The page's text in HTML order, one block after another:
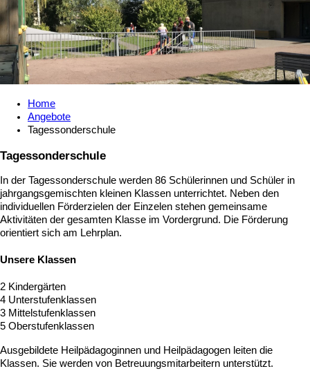
Home
Angebote
Tagessonderschule
Tagessonderschule
In der Tagessonderschule werden 86 Schülerinnen und Schüler in
jahrgangsgemischten kleinen Klassen unterrichtet. Neben den
individuellen Förderzielen der Einzelen stehen gemeinsame
Aktivitäten der gesamten Klasse im Vordergrund. Die Förderung
orientiert sich am Lehrplan.
Unsere Klassen
2 Kindergärten
4 Unterstufenklassen
3 Mittelstufenklassen
5 Oberstufenklassen
Ausgebildete Heilpädagoginnen und Heilpädagogen leiten die
Klassen. Sie werden von Betreuungsmitarbeitern unterstützt.